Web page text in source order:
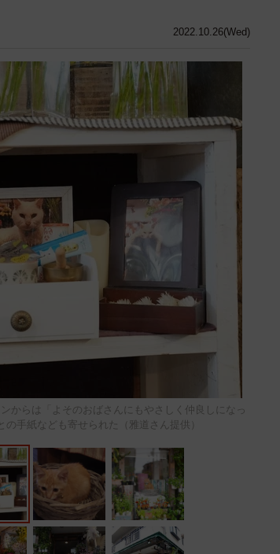
2022.10.26(Wed)
からは「よそのおばさんにもやさしく仲良しになっ
手紙なども寄せられた（雅道さん提供）